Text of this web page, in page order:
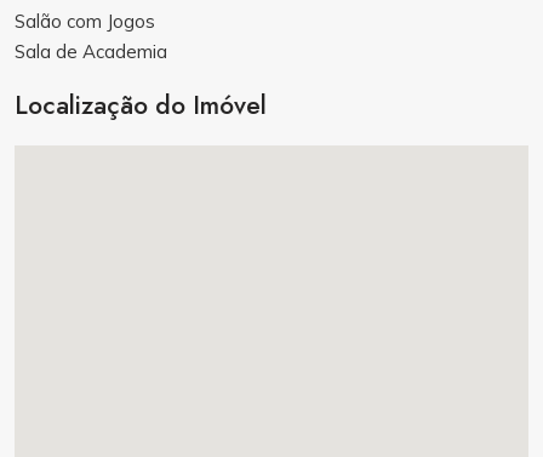
Salão com Jogos
Sala de Academia
Localização do Imóvel